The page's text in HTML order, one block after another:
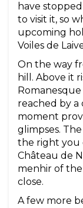
have
to visit it, so
upcoming
Voiles de
On the way
hill. Above it
Romanesque
reached by
moment
glimpses.
the right you
Château de
menhir of the
close.
A few more